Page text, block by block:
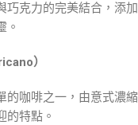
巧克力的完美結合，添
。
）
的咖啡之一，由意式濃
的特點。